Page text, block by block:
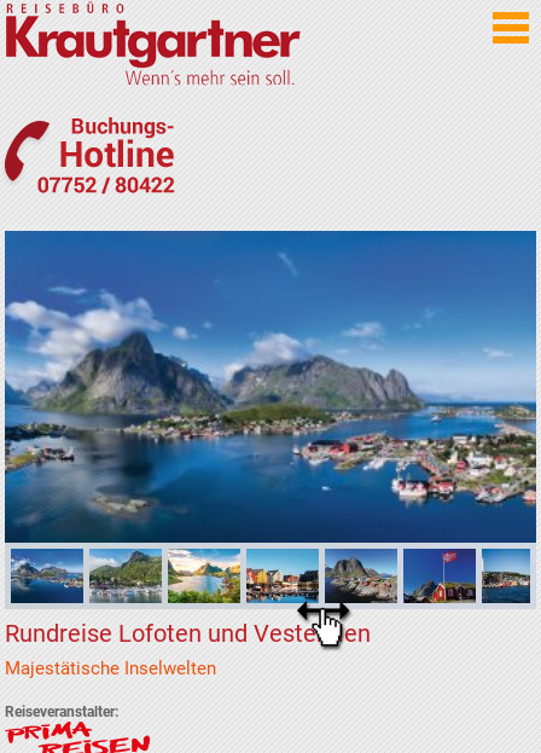
Rundreise Lofoten und Vesteralen
Majestätische Inselwelten
Reiseveranstalter: